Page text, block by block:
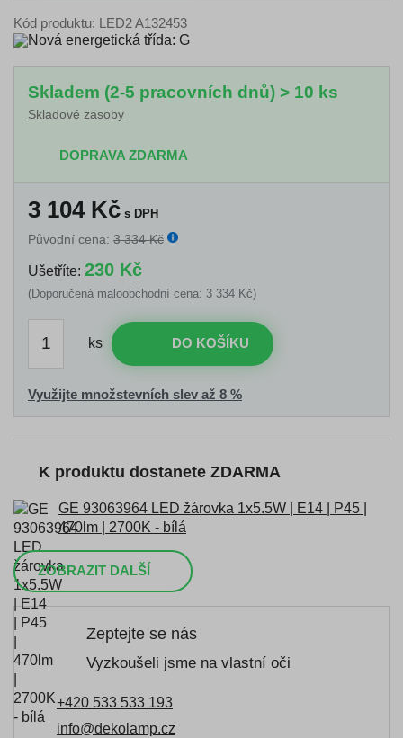
Kód produktu: LED2 A132453
Skladem (2-5 pracovních dnů) > 10 ks
Skladové zásoby
DOPRAVA ZDARMA
3 104Kč s DPH
Původní cena: 3 334 Kč
Ušetříte: 230 Kč
(Doporučená maloobchodní cena: 3 334 Kč)
ks DO KOŠÍKU
Využijte množstevních slev až 8 %
K produktu dostanete ZDARMA
GE 93063964 LED žárovka 1x5.5W | E14 | P45 |
470lm | 2700K - bílá
ZOBRAZIT DALŠÍ
Zeptejte se nás
Vyzkoušeli jsme na vlastní oči
+420 533 533 193
info@dekolamp.cz